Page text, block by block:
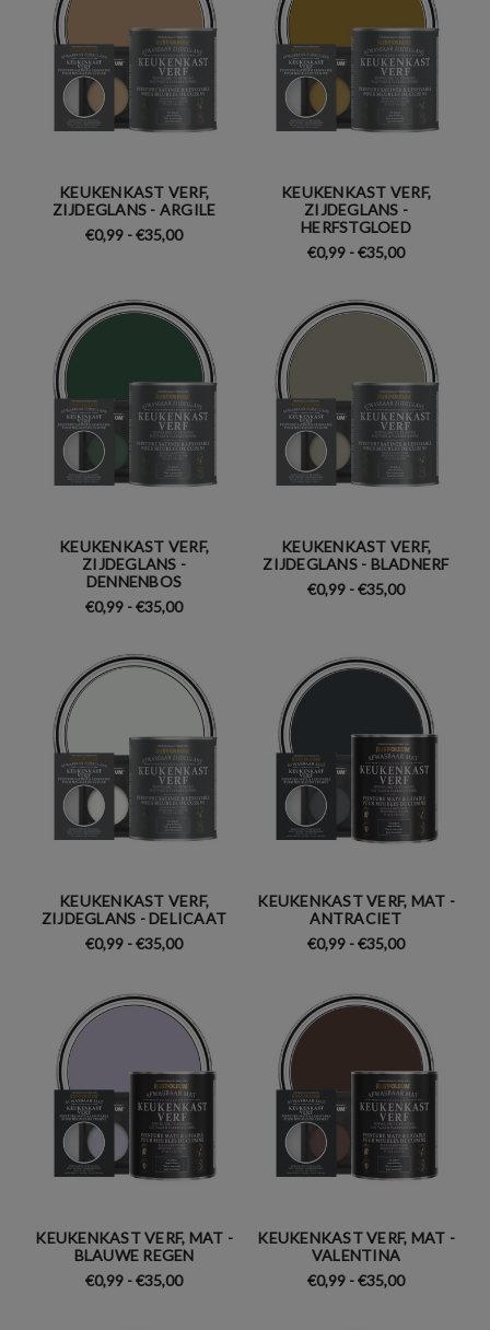
KEUKENKAST VERF,
ZIJDEGLANS - ARGILE
€0,99 - €35,00
KEUKENKAST VERF,
ZIJDEGLANS -
HERFSTGLOED
€0,99 - €35,00
KEUKENKAST VERF,
ZIJDEGLANS -
DENNENBOS
€0,99 - €35,00
KEUKENKAST VERF,
ZIJDEGLANS - BLADNERF
€0,99 - €35,00
KEUKENKAST VERF,
ZIJDEGLANS - DELICAAT
€0,99 - €35,00
KEUKENKAST VERF, MAT -
ANTRACIET
€0,99 - €35,00
KEUKENKAST VERF, MAT -
BLAUWE REGEN
€0,99 - €35,00
KEUKENKAST VERF, MAT -
VALENTINA
€0,99 - €35,00